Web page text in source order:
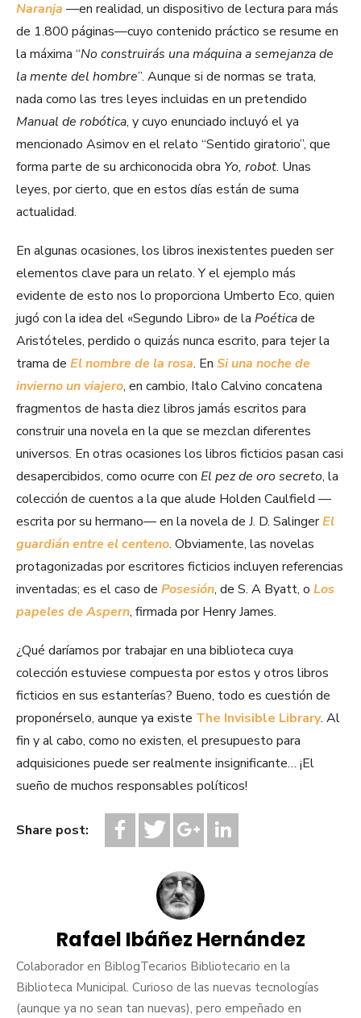
Naranja —en realidad, un dispositivo de lectura para más
de 1.800 páginas—cuyo contenido práctico se resume en
la máxima “No construirás una máquina a semejanza de
la mente del hombre”. Aunque si de normas se trata,
nada como las tres leyes incluidas en un pretendido
Manual de robótica, y cuyo enunciado incluyó el ya
mencionado Asimov en el relato “Sentido giratorio”, que
forma parte de su archiconocida obra Yo, robot. Unas
leyes, por cierto, que en estos días están de suma
actualidad.
En algunas ocasiones, los libros inexistentes pueden ser
elementos clave para un relato. Y el ejemplo más
evidente de esto nos lo proporciona Umberto Eco, quien
jugó con la idea del «Segundo Libro» de la Poéticade
Aristóteles, perdido o quizás nunca escrito, para tejer la
trama de El nombre de la rosa. En Si una noche de
invierno un viajero, en cambio, Italo Calvino concatena
fragmentos de hasta diez libros jamás escritos para
construir una novela en la que se mezclan diferentes
universos. En otras ocasiones los libros ficticios pasan casi
desapercibidos, como ocurre con El pez de oro secreto, la
colección de cuentos a la que alude Holden Caulfield —
escrita por su hermano— en la novela de J. D. SalingerEl
guardián entre el centeno. Obviamente, las novelas
protagonizadas por escritores ficticios incluyen referencias
inventadas; es el caso de Posesión, de S. A Byatt, o Los
papeles de Aspern, firmada por Henry James.
¿Qué daríamos por trabajar en una biblioteca cuya
colección estuviese compuesta por estos y otros libros
ficticios en sus estanterías? Bueno, todo es cuestión de
proponérselo, aunque ya existe The Invisible Library. Al
fin y al cabo, como no existen, el presupuesto para
adquisiciones puede ser realmente insignificante… ¡El
sueño de muchos responsables políticos!
Share post:
Rafael Ibáñez Hernández
Colaborador en BiblogTecarios Bibliotecario en la
Biblioteca Municipal. Curioso de las nuevas tecnologías
(aunque ya no sean tan nuevas), pero empeñado en